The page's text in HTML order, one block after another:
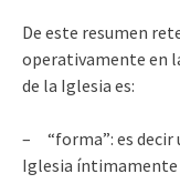
De este resumen
operativamente en
de la Iglesia es:
– “forma”: es decir
Iglesia íntimamente